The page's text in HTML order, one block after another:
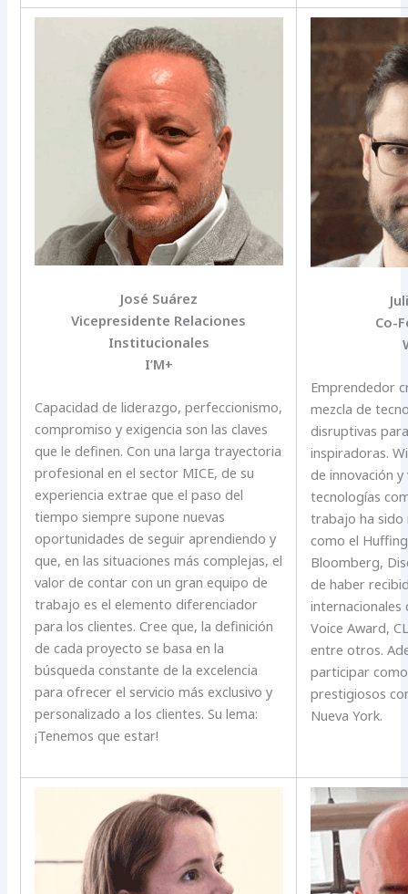
José Suárez
Vicepresidente Relaciones
Institucionales
I’M+
Capacidad de liderazgo, perfeccionismo,
compromiso y exigencia son las claves
que le definen. Con una larga trayectoria
profesional en el sector MICE, de su
experiencia extrae que el paso del
tiempo siempre supone nuevas
oportunidades de seguir aprendiendo y
que, en las situaciones más complejas, el
valor de contar con un gran equipo de
trabajo es el elemento diferenciador
para los clientes. Cree que, la definición
de cada proyecto se basa en la
búsqueda constante de la excelencia
para ofrecer el servicio más exclusivo y
personalizado a los clientes. Su lema:
¡Tenemos que estar!
Co-
Emprendedor
mezcla de
disruptivas
inspiradoras.
de innovación
tecnologías
trabajo ha sido
como el
Bloomberg,
de haber
internacionales
Voice Award,
entre otros.
participar
prestigiosos
Nueva York.